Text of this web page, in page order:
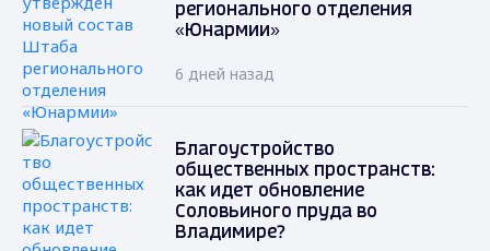
регионального отделения
«Юнармии»
6 дней назад
Благоустройство
общественных пространств:
как идет обновление
Соловьиного пруда во
Владимире?